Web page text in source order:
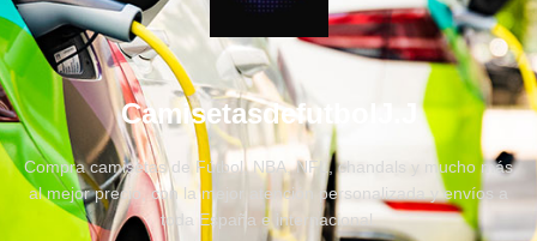
CamisetasdefutbolJ.J
Compra camisetas de Fútbol, NBA, NFL, chandals y mucho más
al mejor precio, con la mejor atención personalizada y envíos a
toda España e internacional.